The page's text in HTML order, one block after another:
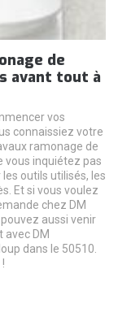
de
avant tout à
vos
connaissiez votre
ramonage de
vous inquiétez pas
outils utilisés, les
Et si vous voulez
chez DM
aussi venir
avec DM
dans le 50510.